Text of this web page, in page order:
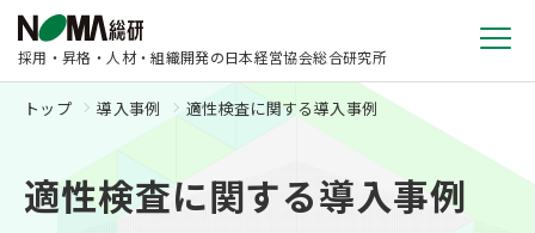
採用・昇格・人材・組織開発の日本経営協会総合研究所
トップ 導入事例 適性検査に関する導入事例
適性検査に関する導入事例